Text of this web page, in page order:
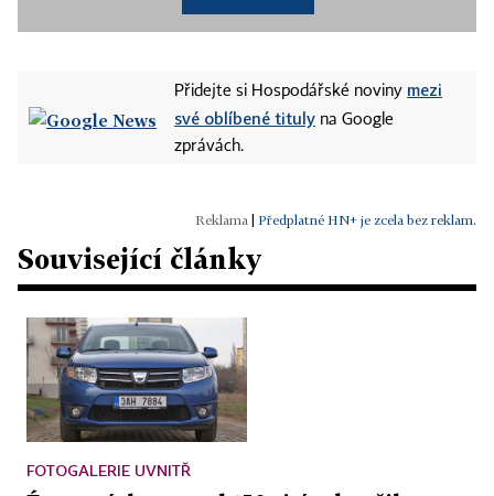
Přidejte si Hospodářské noviny mezi
své oblíbené tituly na Google
zprávách.
Předplatné HN+ je zcela bez reklam.
Související články
FOTOGALERIE UVNITŘ